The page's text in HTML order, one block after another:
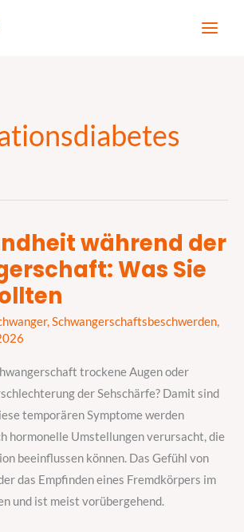
während der
Was Sie
,Schwangerschaftsbeschwerden,
trockene Augen oder
der Sehschärfe? Damit sind
temporären Symptome werden
hormonelle Umstellungen verursacht, die
beeinflussen können. Das Gefühl von
das Empfinden eines Fremdkörpers im
und ist meist vorübergehend.